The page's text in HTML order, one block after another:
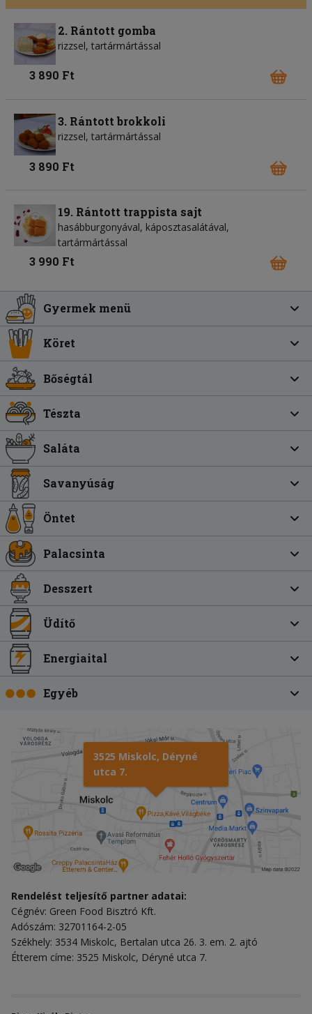
2. Rántott gomba
rizzsel, tartármártással
3 890 Ft
3. Rántott brokkoli
rizzsel, tartármártással
3 890 Ft
19. Rántott trappista sajt
hasábburgonyával, káposztasalátával,
tartármártással
3 990 Ft
Gyermek menü
Köret
Bőségtál
Tészta
Saláta
Savanyúság
Öntet
Palacsinta
Desszert
Üdítő
Energiaital
Egyéb
3525 Miskolc, Déryné
utca 7.
Rendelést teljesítő partner adatai:
Cégnév: Green Food Bisztró Kft.
Adószám: 32701164-2-05
Székhely: 3534 Miskolc, Bertalan utca 26. 3. em. 2. ajtó
Étterem címe: 3525 Miskolc, Déryné utca 7.